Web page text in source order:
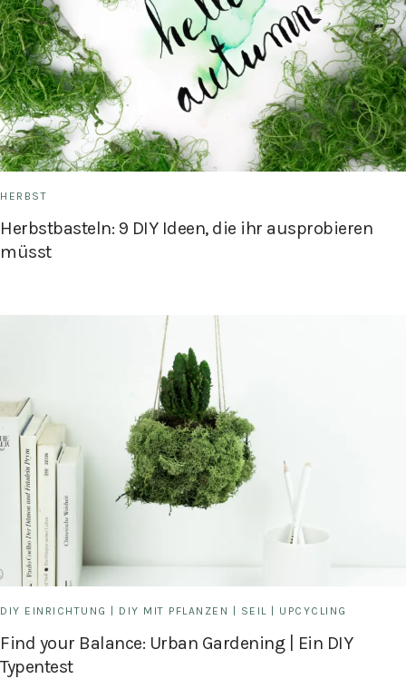
HERBST
Herbstbasteln: 9 DIY Ideen, die ihr ausprobieren
müsst
DIY EINRICHTUNG DIY MIT PFLANZEN SEIL UPCYCLING
Find your Balance: Urban Gardening | Ein DIY
Typentest